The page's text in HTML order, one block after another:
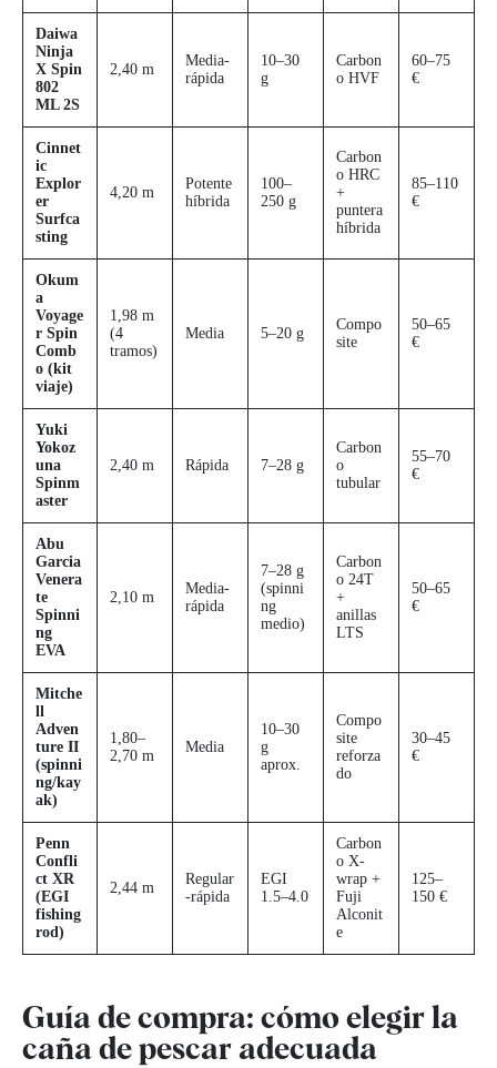
Daiwa
Ninja
X Spin
802
ML 2S
2,40 m
Media-
rápida
10–30
g
Carbon
o HVF
60–75
€
Cinnet
ic
Explor
er
Surfca
sting
4,20 m
Potente
híbrida
100–
250 g
Carbon
o HRC
+
puntera
híbrida
85–110
€
Okum
a
Voyage
r Spin
Comb
o (kit
viaje)
1,98 m
(4
tramos)
Media 5–20 g
Compo
site
50–65
€
Yuki
Yokoz
una
Spinm
aster
2,40 m Rápida 7–28 g
Carbon
o
tubular
55–70
€
Abu
Garcia
Venera
te
Spinni
ng
EVA
2,10 m
Media-
rápida
7–28 g
(spinni
ng
medio)
Carbon
o 24T
+
anillas
LTS
50–65
€
Mitche
ll
Adven
ture II
(spinni
ng/kay
ak)
1,80–
2,70 m
Media
10–30
g
aprox.
Compo
site
reforza
do
30–45
€
Penn
Confli
ct XR
(EGI
fishing
rod)
2,44 m
Regular
-rápida
EGI
1.5–4.0
Carbon
o X-
wrap +
Fuji
Alconit
e
125–
150 €
Guía de compra: cómo elegir la
caña de pescar adecuada